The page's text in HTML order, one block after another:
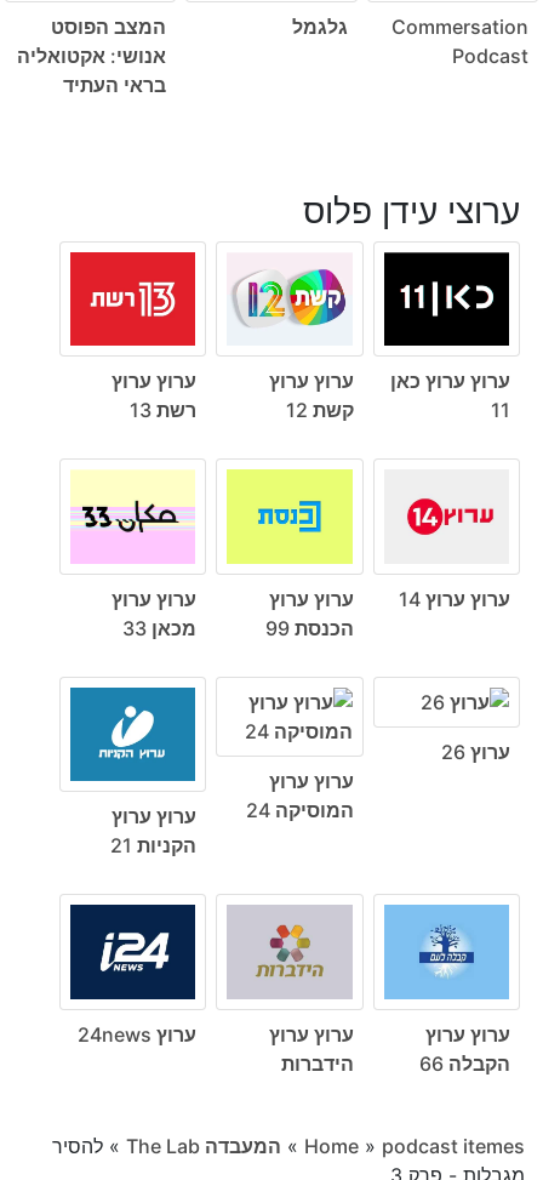
Commersation
Podcast
גלגמל
המצב הפוסט
אנושי: אקטואליה
בראי העתיד
ערוצי עידן פלוס
ערוץ ערוץ כאן
11
ערוץ ערוץ
קשת 12
ערוץ ערוץ
רשת 13
ערוץ ערוץ 14
ערוץ ערוץ
הכנסת 99
ערוץ ערוץ
מכאן 33
ערוץ 26
ערוץ ערוץ
המוסיקה 24
ערוץ ערוץ
הקניות 21
ערוץ ערוץ
הקבלה 66
ערוץ ערוץ
הידברות
ערוץ 24news
Home » podcast itemes
» המעבדה The Lab » להסיר
מגבלות - פרק 3